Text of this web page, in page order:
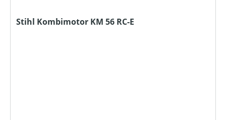
Stihl Kombimotor KM 56 RC-E